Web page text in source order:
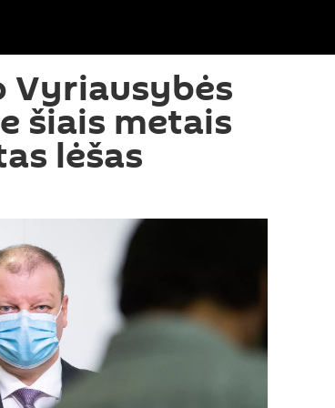
Vyriausybės
šiais metais
lėšas